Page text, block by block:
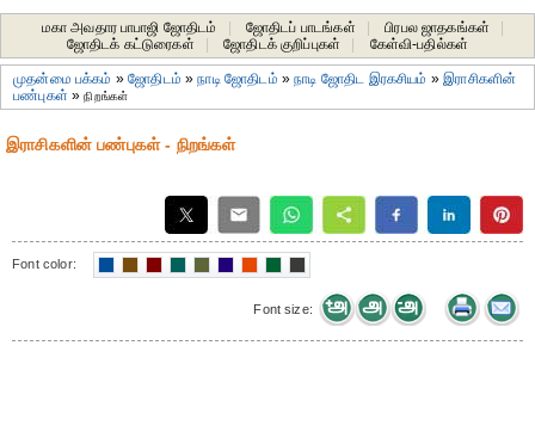
மகா அவதார பாபாஜி ஜோதிடம் ஜோதிடப் பாடங்கள் பிரபல ஜாதகங்கள்
ஜோதிடக் கட்டுரைகள்
ஜோதிடக் குறிப்புகள் கேள்வி-பதில்கள்
முதன்மை பக்கம் »ஜோதிடம் »நாடி ஜோதிடம் »நாடி ஜோதிட இரகசியம் »இராசிகளின்
பண்புகள் »நிறங்கள்
இராசிகளின் பண்புகள் - நிறங்கள்
Font color:
Font size: